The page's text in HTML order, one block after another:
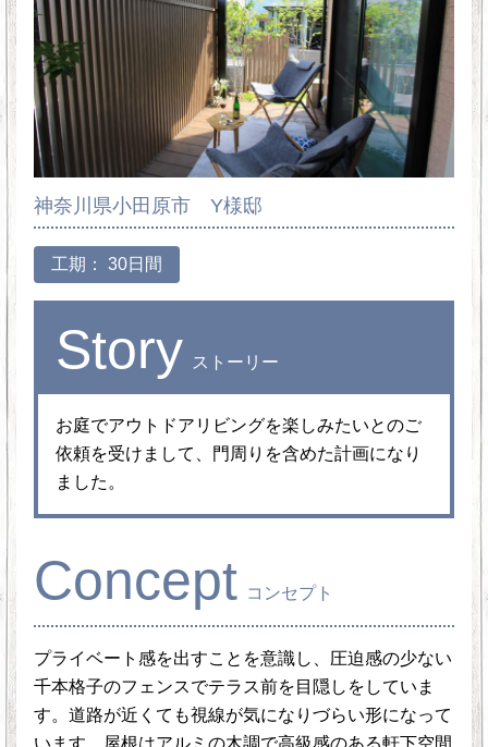
神奈川県小田原市 Y様邸
工期： 30日間
Story ストーリー
お庭でアウトドアリビングを楽しみたいとのご
依頼を受けまして、門周りを含めた計画になり
ました。
Concept コンセプト
プライベート感を出すことを意識し、圧迫感の少ない
千本格子のフェンスでテラス前を目隠しをしていま
す。道路が近くても視線が気になりづらい形になって